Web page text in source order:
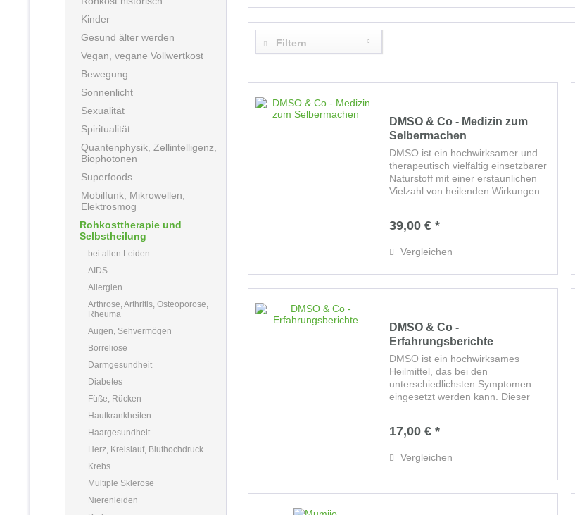
Kinder
Gesund älter werden
Vegan, vegane Vollwertkost
Bewegung
Sonnenlicht
Sexualität
Spiritualität
Quantenphysik, Zellintelligenz,
Biophotonen
Superfoods
Mobilfunk, Mikrowellen,
Elektrosmog
Rohkosttherapie und
Selbstheilung
bei allen Leiden
AIDS
Allergien
Arthrose, Arthritis, Osteoporose,
Rheuma
Augen, Sehvermögen
Borreliose
Darmgesundheit
Diabetes
Füße, Rücken
Hautkrankheiten
Haargesundheit
Herz, Kreislauf, Bluthochdruck
Krebs
Multiple Sklerose
Nierenleiden
Filtern
DMSO & Co - Medizin zum
Selbermachen
DMSO ist ein hochwirksamer und
therapeutisch vielfältig einsetzbarer
Naturstoff mit einer erstaunlichen
Vielzahl von heilenden Wirkungen.
zusammen mit weiteren
39,00 € *
Vergleichen
DMSO & Co -
Erfahrungsberichte
DMSO ist ein hochwirksames
Heilmittel, das bei den
unterschiedlichsten Symptomen
eingesetzt werden kann. Dieser
Regeneration und Regulation.
bewährten...
17,00 € *
Vergleichen